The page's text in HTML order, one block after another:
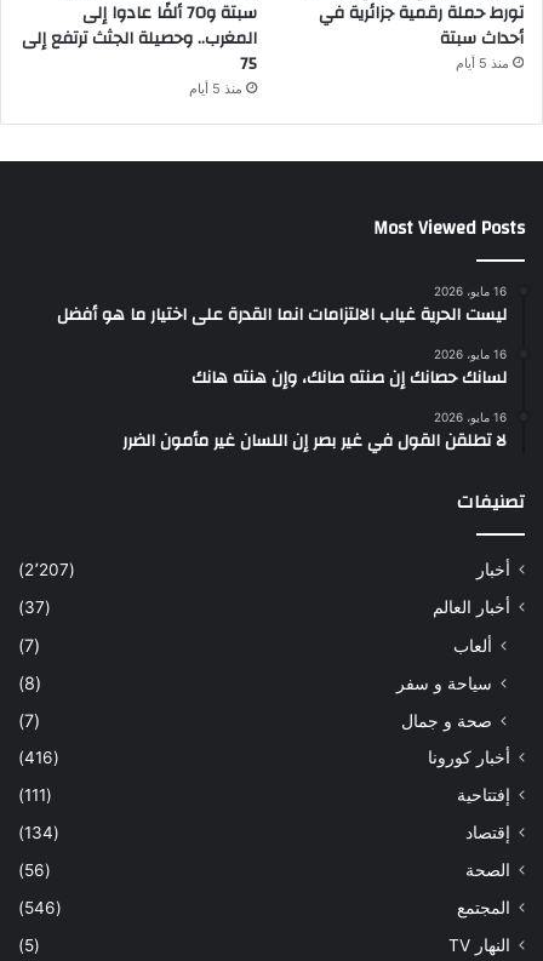
تورط حملة رقمية جزائرية في
أحداث سبتة
منذ 5 أيام
سبتة و70 ألفًا عادوا إلى
المغرب.. وحصيلة الجثث ترتفع إلى
75
منذ 5 أيام
Most Viewed Posts
16 مايو، 2026
ليست الحرية غياب الالتزامات انما القدرة على اختيار ما هو أفضل
16 مايو، 2026
لسانك حصانك إن صنته صانك، وإن هنته هانك
16 مايو، 2026
لا تطلقن القول في غير بصر إن اللسان غير مأمون الضرر
تصنيفات
أخبار
(2٬207)
أخبار العالم
(37)
ألعاب
(7)
سياحة و سفر
(8)
صحة و جمال
(7)
أخبار كورونا
(416)
إفتتاحية
(111)
إقتصاد
(134)
الصحة
(56)
المجتمع
(546)
النهار TV
(5)